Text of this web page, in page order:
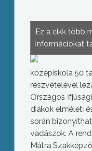
Ez a cikk több
információkat
középiskola 50
részvételével
Országos
diákok elméleti
során
vadászok. A
Mátra